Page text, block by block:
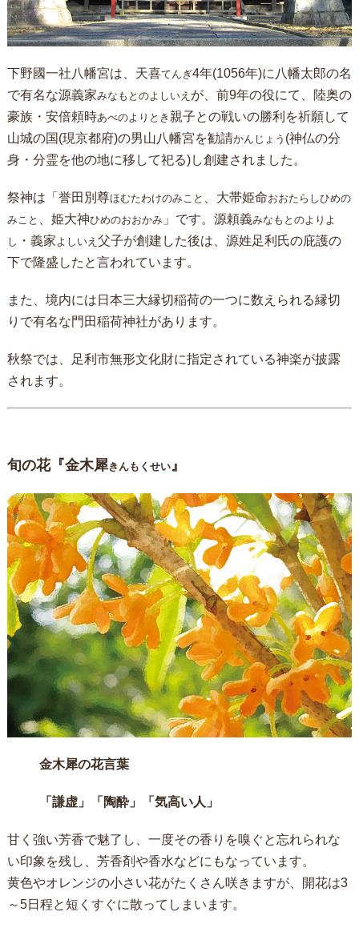
下野國一社八幡宮は、天喜てんぎ4年(1056年)に八幡太郎の名
で有名な源義家みなもとのよしいえ が、前9年の役にて、陸奥の
豪族・安倍頼時あべのよりとき 親子との戦いの勝利を祈願して
山城の国(現京都府)の男山八幡宮を勧請かんじょう (神仏の分
身・分霊を他の地に移して祀る)し創建されました。
祭神は「誉田別尊ほむたわけのみこと 、大帯姫命おおたらしひめの
みこと
、姫大神ひめのおおかみ」です。源頼義みなもとのよりよ
し ・義家 よしいえ 父子が創建した後は、源姓足利氏の庇護の
下で隆盛したと言われています。
また、境内には日本三大縁切稲荷の一つに数えられる縁切
りで有名な門田稲荷神社があります。
秋祭では、足利市無形文化財に指定されている神楽が披露
されます。
旬の花『金木犀きんもくせい』
金木犀の花言葉
「謙虚」「陶酔」「気高い人」
甘く強い芳香で魅了し、一度その香りを嗅ぐと忘れられな
い印象を残し、芳香剤や香水などにもなっています。
黄色やオレンジの小さい花がたくさん咲きますが、開花は3
～5日程と短くすぐに散ってしまいます。